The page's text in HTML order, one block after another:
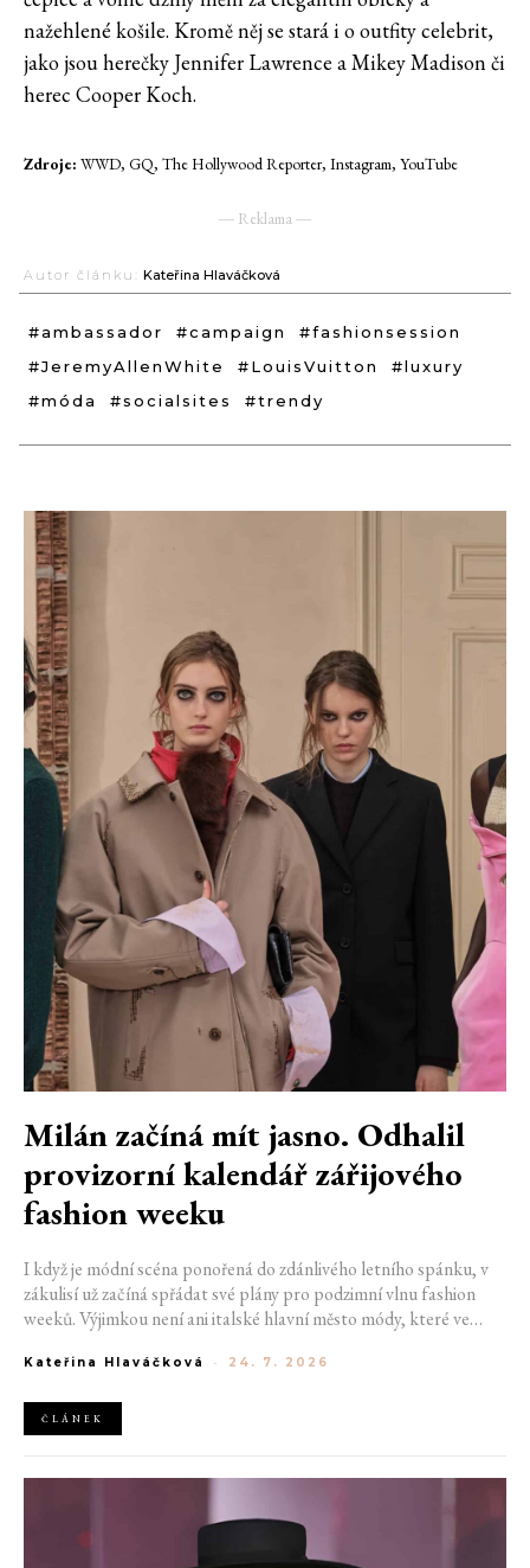
nažehlené košile. Kromě něj se stará i o outfity celebrit,
jako jsou herečky Jennifer Lawrence a Mikey Madison či
herec Cooper Koch.
Zdroje: WWD, GQ, The Hollywood Reporter, Instagram, YouTube
― Reklama ―
Autor článku: Kateřina Hlaváčková
#ambassador #campaign
#fashionsession
#JeremyAllenWhite
#LouisVuitton
#luxury
#móda
#socialsites #trendy
Milán začíná mít jasno. Odhalil
provizorní kalendář zářijového
fashion weeku
I když je módní scéna ponořená do zdánlivého letního spánku, v
zákulisí už začíná spřádat své plány pro podzimní vlnu fashion
weeků. Výjimkou není ani italské hlavní město módy, které ve
22. do 28. září přivítá tradiční jména, pozornost však zaměří
Moschino.
Kateřina Hlaváčková - 24. 7. 2026
ČLÁNEK